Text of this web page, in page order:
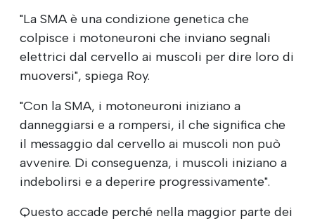
"La SMA è una condizione genetica che
colpisce i motoneuroni che inviano segnali
elettrici dal cervello ai muscoli per dire loro di
muoversi", spiega Roy.
"Con la SMA, i motoneuroni iniziano a
danneggiarsi e a rompersi, il che significa che
il messaggio dal cervello ai muscoli non può
avvenire. Di conseguenza, i muscoli iniziano a
indebolirsi e a deperire progressivamente".
Questo accade perché nella maggior parte dei